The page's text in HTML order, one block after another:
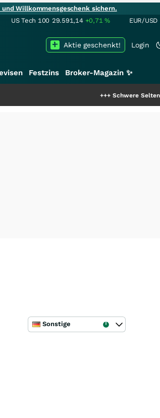
Willkommensgeschenk sichern.
US Tech 100 29.591,14 +0,71% EUR/USD
Login
Aktie geschenkt!
Festzins Broker-Magazin ✨
Schwere Seltene
Sonstige